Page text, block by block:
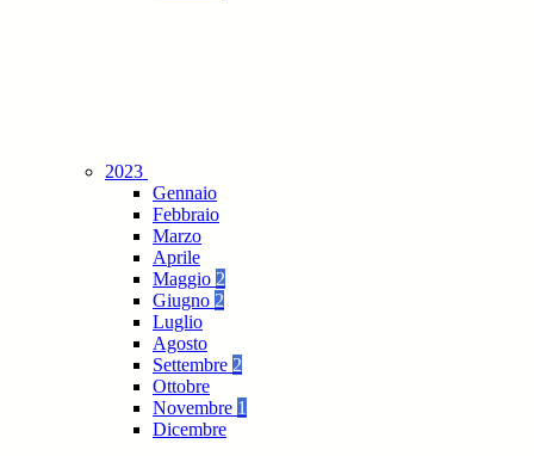
2023
Gennaio
Febbraio
Marzo
Aprile
Maggio 2
Giugno 2
Luglio
Agosto
Settembre 2
Ottobre
Novembre 1
Dicembre